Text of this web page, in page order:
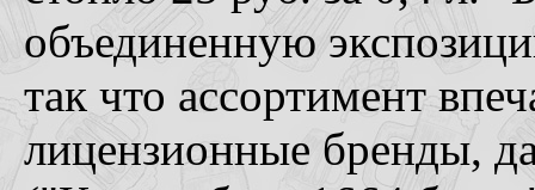
объединенную
так что ассортимент
лицензионные бренды,